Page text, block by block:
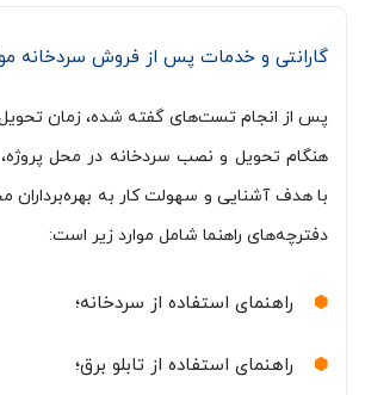
گارانتی و خدمات پس از فروش سردخانه
پس از انجام تست‌های گفته شده، زمان
هنگام تحویل و نصب سردخانه در محل پروژه،
با هدف آشنایی و سهولت کار به بهره‌برداران
دفترچه‌های راهنما شامل موارد زیر است:
راهنمای استفاده از سردخانه؛
راهنمای استفاده از تابلو برق؛